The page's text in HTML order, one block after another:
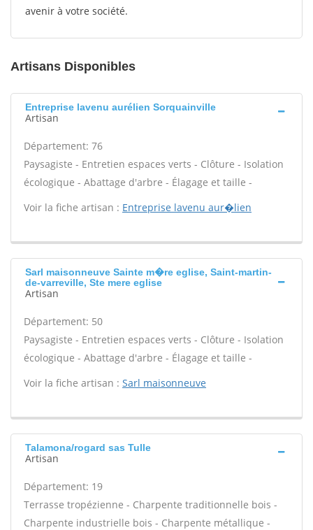
avenir à votre société.
Artisans Disponibles
Entreprise lavenu aurélien Sorquainville
Artisan
Département: 76
Paysagiste - Entretien espaces verts - Clôture - Isolation
écologique - Abattage d'arbre - Élagage et taille -
Voir la fiche artisan : Entreprise lavenu aur�lien
Sarl maisonneuve Sainte m�re eglise, Saint-martin-
de-varreville, Ste mere eglise
Artisan
Département: 50
Paysagiste - Entretien espaces verts - Clôture - Isolation
écologique - Abattage d'arbre - Élagage et taille -
Voir la fiche artisan : Sarl maisonneuve
Talamona/rogard sas Tulle
Artisan
Département: 19
Terrasse tropézienne - Charpente traditionnelle bois -
Charpente industrielle bois - Charpente métallique -